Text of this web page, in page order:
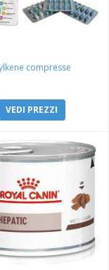
compresse
VEDI PREZZI